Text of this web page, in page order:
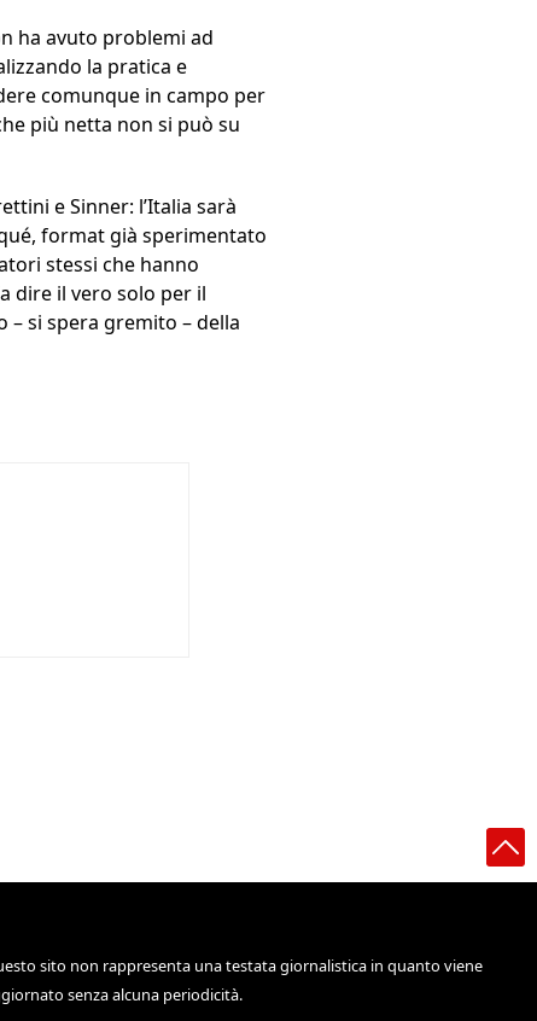
ha avuto problemi ad
la pratica e
comunque in campo per
più netta non si può su
e Sinner: l’Italia sarà
format già sperimentato
stessi che hanno
dire il vero solo per il
– si spera gremito – della
sito non rappresenta una testata giornalistica in quanto viene
senza alcuna periodicità.